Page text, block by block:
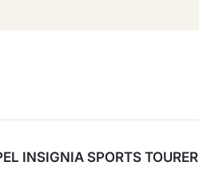
INSIGNIA SPORTS TOURER